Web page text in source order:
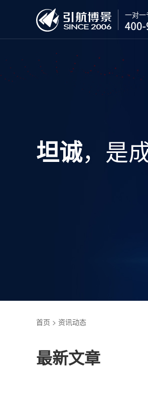
一对一
坦诚，是
首页 > 资讯动态
最新文章